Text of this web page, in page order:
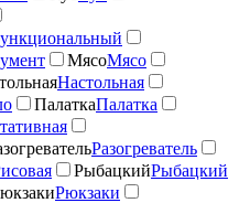
МясоМясо
Настольная
ПалаткаПалатка
Разогреватель
РыбацкийРыбацкий
Рюкзаки